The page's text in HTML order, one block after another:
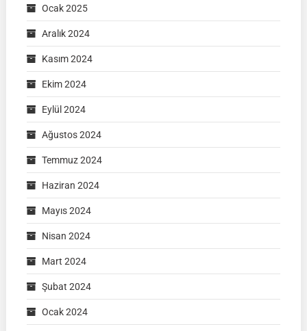
Ocak 2025
Aralık 2024
Kasım 2024
Ekim 2024
Eylül 2024
Ağustos 2024
Temmuz 2024
Haziran 2024
Mayıs 2024
Nisan 2024
Mart 2024
Şubat 2024
Ocak 2024